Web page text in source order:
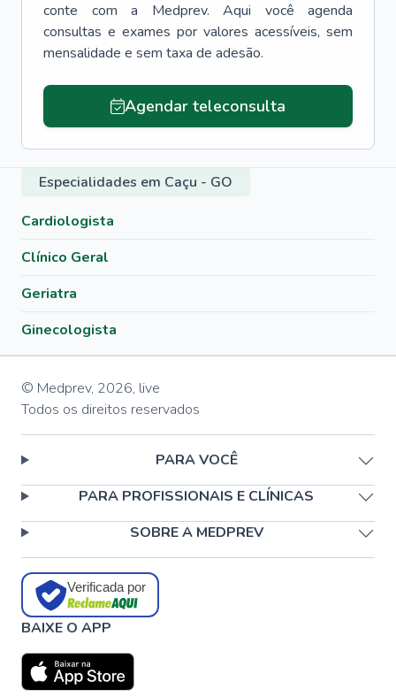
conte com a Medprev. Aqui você agenda
consultas e exames por valores acessíveis, sem
mensalidade e sem taxa de adesão.
Agendar teleconsulta
Especialidades em Caçu - GO
Cardiologista
Clínico Geral
Geriatra
Ginecologista
© Medprev, 2026, live
Todos os direitos reservados
PARA VOCÊ
PARA PROFISSIONAIS E CLÍNICAS
SOBRE A MEDPREV
Verificada por
BAIXE O APP